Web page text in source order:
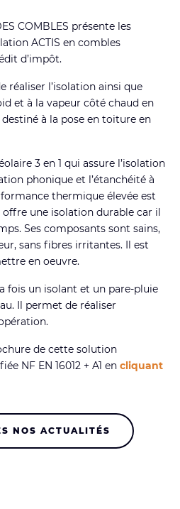
COMBLES présente les
ACTIS en combles
d’impôt.
réaliser l’isolation ainsi que
et à la vapeur côté chaud en
à la pose en toiture en
3 en 1 qui assure l’isolation
phonique et l’étanchéité à
thermique élevée est
offre une isolation durable car il
Ses composants sont sains,
sans fibres irritantes. Il est
en oeuvre.
fois un isolant et un pare-pluie
Il permet de réaliser
de cette solution
NF EN 16012 + A1 en cliquant
NOS ACTUALITÉS